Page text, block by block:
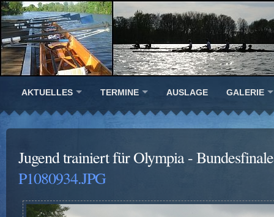
AKTUELLES TERMINE AUSLAGE GALERIE
Jugend trainiert für Olympia -
P1080934.JPG